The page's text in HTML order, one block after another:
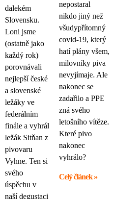
dalekém
Slovensku.
Loni jsme
(ostatně jako
každý rok)
porovnávali
nejlepší české
a slovenské
ležáky ve
federálním
finále a vyhrál
ležák Sitňan z
pivovaru
Vyhne. Ten si
svého
úspěchu v
naší degustaci
nepostaral
nikdo jiný než
všudypřítomný
covid-19, který
hatí plány všem,
milovníky piva
nevyjímaje. Ale
nakonec se
zadařilo a PPE
zná svého
letošního vítěze.
Které pivo
nakonec
vyhrálo?
Celý článek »